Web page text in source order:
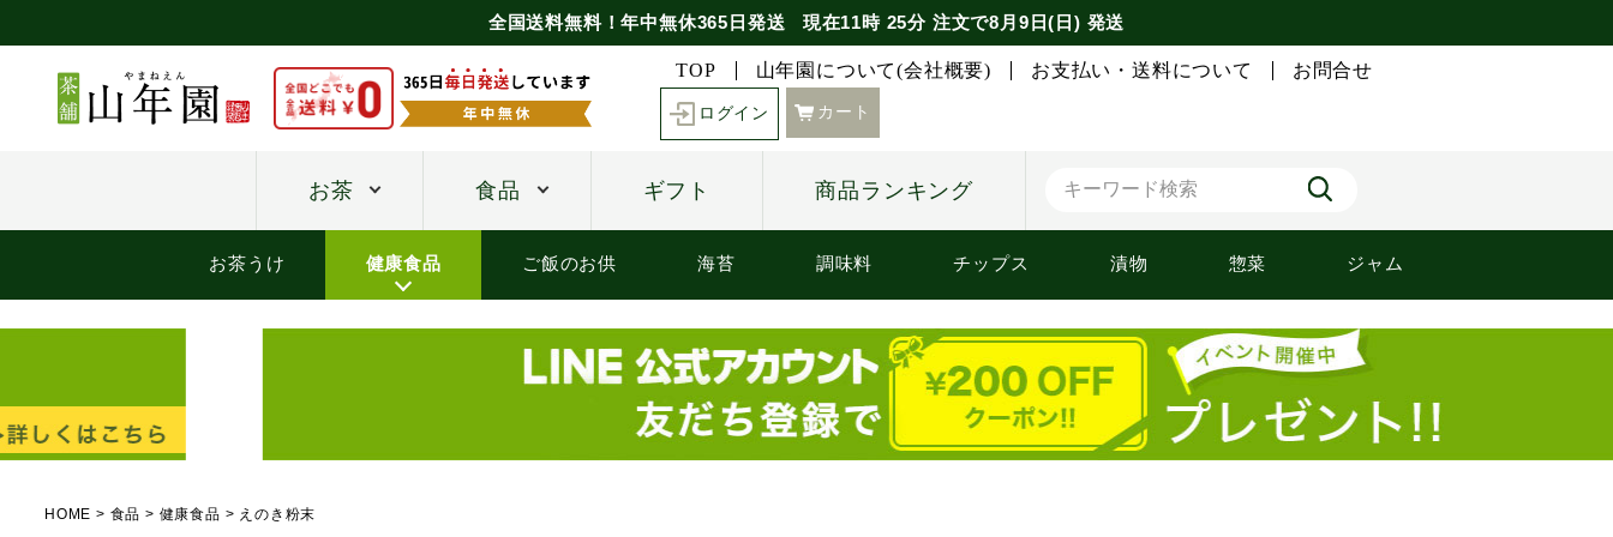
全国送料無料！年中無休365日発送 現在11時 25分 注文で8月9日(日) 発送
TOP 山年園について(会社概要) お支払い・送料について お問合せ
ログイン カート
お茶 食品 ギフト 商品ランキング
お茶うけ 健康食品 ご飯のお供 海苔 調味料 チップス 漬物 惣菜 ジャム
HOME 食品 健康食品 えのき粉末